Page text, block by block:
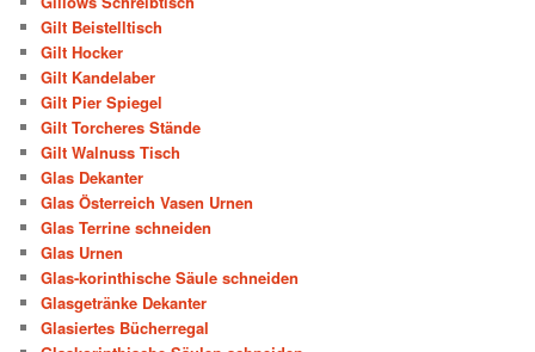
Gilt Beistelltisch
Gilt Hocker
Gilt Kandelaber
Gilt Pier Spiegel
Gilt Torcheres Stände
Gilt Walnuss Tisch
Glas Dekanter
Glas Österreich Vasen Urnen
Glas Terrine schneiden
Glas Urnen
Glas-korinthische Säule schneiden
Glasgetränke Dekanter
Glasiertes Bücherregal